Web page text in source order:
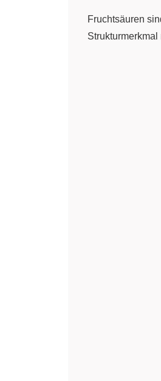
Fruchtsäuren